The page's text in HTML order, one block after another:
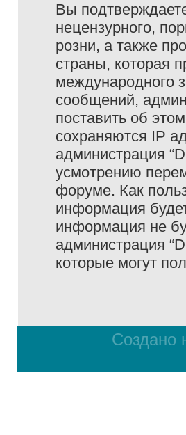
Вы
нецензурного,
розни, а также
страны, которая
международного
сообщений,
поставить об
сохраняются IP
администрация
усмотрению
форуме. Как
информация
информация не
администрация
которые могут
Создано